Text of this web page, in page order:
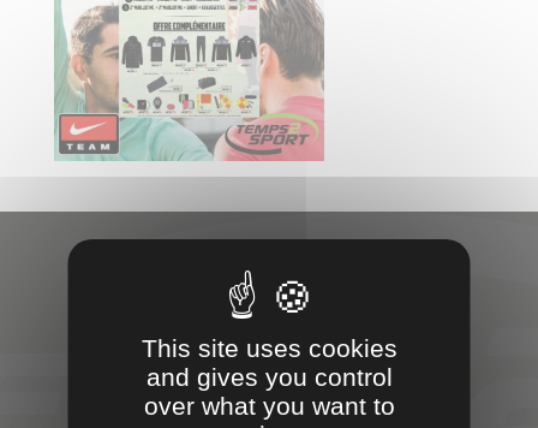
VOTRE
PARTENAIRE
This site uses cookies
and gives you control
over what you want to